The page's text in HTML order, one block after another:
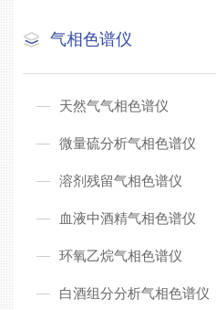
气相色谱仪
天然气气相色谱仪
微量硫分析气相色谱仪
溶剂残留气相色谱仪
血液中酒精气相色谱仪
环氧乙烷气相色谱仪
白酒组分分析气相色谱仪